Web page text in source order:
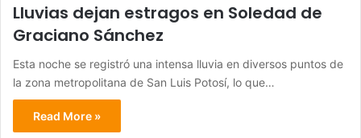
Lluvias dejan estragos en Soledad de
Graciano Sánchez
Esta noche se registró una intensa lluvia en diversos puntos de
la zona metropolitana de San Luis Potosí, lo que…
Read More »